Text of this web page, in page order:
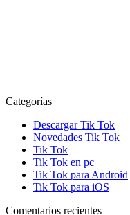
Categorías
Descargar Tik Tok
Novedades Tik Tok
Tik Tok
Tik Tok en pc
Tik Tok para Android
Tik Tok para iOS
Comentarios recientes